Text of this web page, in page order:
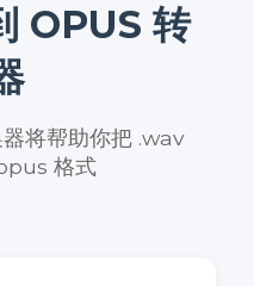
OPUS 转
将帮助你把 .wav
格式